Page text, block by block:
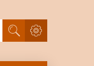
Rechercher
Recherche avancée